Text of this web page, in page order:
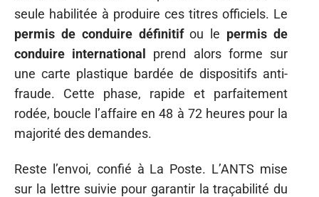
seule habilitée à produire ces titres officiels. Le
permis de conduire définitifou le permis de
conduire international prend alors forme sur
une carte plastique bardée de dispositifs anti-
fraude. Cette phase, rapide et parfaitement
rodée, boucle l’affaire en 48 à 72 heures pour la
majorité des demandes.
Reste l’envoi, confié à La Poste. L’ANTS mise
sur la lettre suivie pour garantir la traçabilité du